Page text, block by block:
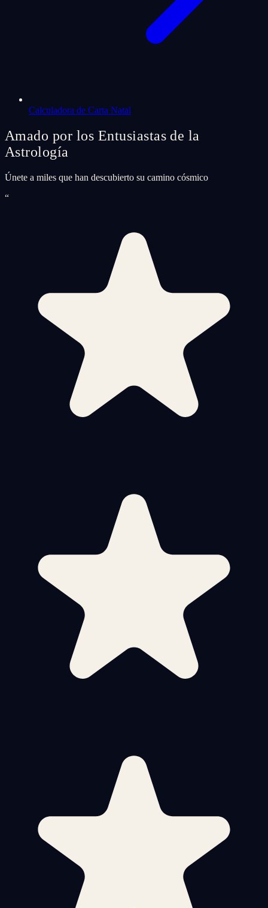
Calculadora de Carta Natal
Amado por los Entusiastas de la
Astrología
Únete a miles que han descubierto su camino cósmico
“